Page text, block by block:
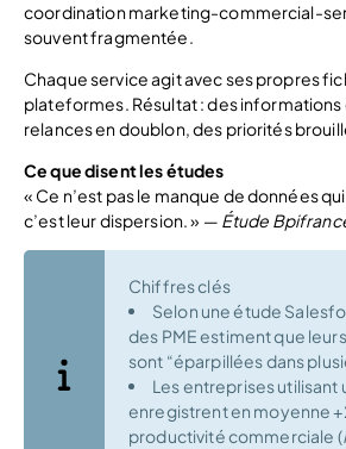
coordination marketing-commercial-
souvent fragmentée.
Chaque service agit avec ses propres
plateformes. Résultat : des
relances en doublon, des priorités
Ce que disent les études
« Ce n’est pas le manque de données
c’est leur dispersion. » — Étude
Chiffres clés
Selon une étude
des PME estiment que
sont “éparpillées dans
Les entreprises utilisant
enregistrent en moyenne
productivité commerciale (